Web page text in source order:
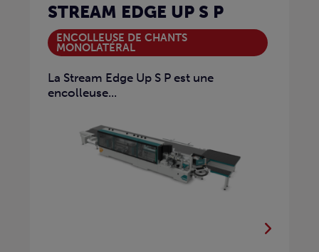
STREAM EDGE UP S P
ENCOLLEUSE DE CHANTS
MONOLATÉRAL
La Stream Edge Up S P est une
encolleuse...